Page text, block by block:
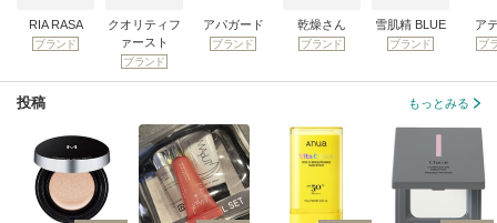
RIA RASA
ブランド
クオリティフ
ァースト
ブランド
アパガード
ブランド
乾燥さん
ブランド
雪肌精 BLUE
ブランド
ア
ブ
投稿 もっとみる